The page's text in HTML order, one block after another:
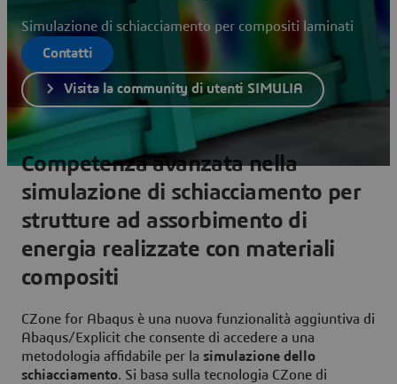
Simulazione di schiacciamento per compositi laminati
Contatti
Visita la community di utenti SIMULIA
Competenza avanzata nella
simulazione di schiacciamento per
strutture ad assorbimento di
energia realizzate con materiali
compositi
CZone for Abaqus è una nuova funzionalità aggiuntiva di
Abaqus/Explicit che consente di accedere a una
metodologia affidabile per la simulazione dello
schiacciamento. Si basa sulla tecnologia CZone di